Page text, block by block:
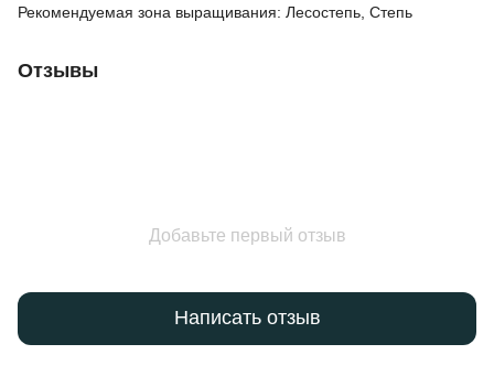
Рекомендуемая зона выращивания: Лесостепь, Степь
Отзывы
Добавьте первый отзыв
Написать отзыв